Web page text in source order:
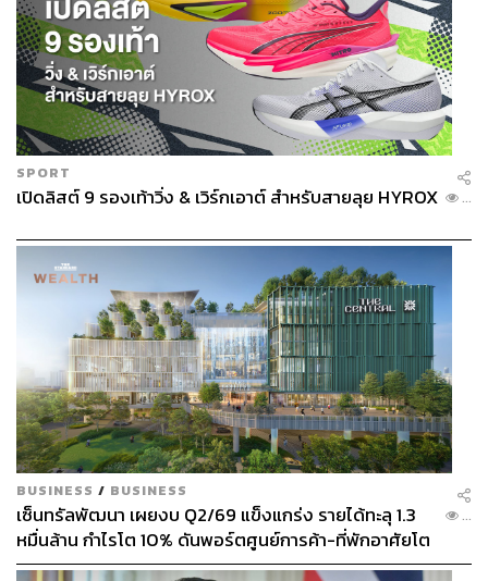
SPORT
เปิดลิสต์ 9 รองเท้าวิ่ง & เวิร์กเอาต์ สำหรับสายลุย HYROX ...
BUSINESS / BUSINESS
เซ็นทรัลพัฒนา เผยงบ Q2/69 แข็งแกร่ง รายได้ทะลุ 1.3
หมื่นล้าน กำไรโต 10% ดันพอร์ตศูนย์การค้า-ที่พักอาศัยโต
ยกแผง
...